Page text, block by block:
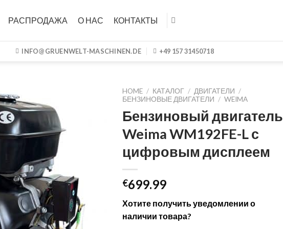
РАСПРОДАЖА О НАС КОНТАКТЫ
INFO@GRUENWELT-MASCHINEN.DE +49 157 31450718
HOME / КАТАЛОГ / ДВИГАТЕЛИ /
БЕНЗИНОВЫЕ ДВИГАТЕЛИ / WEIMA
Бензиновый двигатель
Weima WM192FE-L с
цифровым дисплеем
€699.99
Хотите получить уведомлении о
наличии товара?